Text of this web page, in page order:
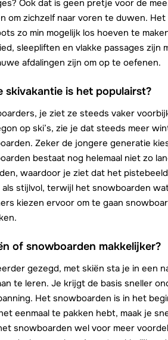
Ook dat is geen pretje voor de
om zichzelf naar voren te duwen.
zo min mogelijk los hoeven te
sleepliften en vlakke passages
afdalingen zijn om op te oefenen.
skivakantie is het populairst?
je ziet ze steeds vaker
op ski’s, zie je dat steeds meer
Zeker de jongere generatie
bestaat nog helemaal niet zo
waardoor je ziet dat het
als stijlvol, terwijl het snowboarden
kiezen ervoor om te gaan
of snowboarden makkelijker?
gezegd, met skiën sta je in een
te leren. Je krijgt de basis sneller
Het snowboarden is in het
eenmaal te pakken hebt, maak je
snowboarden wel voor meer